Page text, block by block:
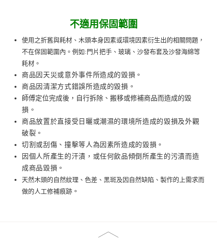
不適用保固範圍
使用之折舊與耗材、木頭本身因素或環境因素衍生出的相關問題，
不在保固範圍內。例如:門片把手、玻璃、沙發布套及沙發海綿等
耗材。
商品因天災或意外事件所造成的毀損。
商品因清潔方式錯誤所造成的毀損。
師傅定位完成後，自行拆除、搬移或修補商品而造成的毀
損 。
商品放置於直接受日曬或潮濕的環境所造成的毀損及外觀
破裂。
切割或刮傷、撞擊等人為因素所造成的毀損。
因個人所產生的汗漬，或任何飲品傾倒所產生的污漬而造
成商品毀損。
天然木頭的自然紋理、色差、黑斑及因自然缺陷、製作的上需求而
做的人工修補痕跡 。